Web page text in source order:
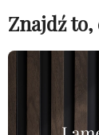
Znajdź to,